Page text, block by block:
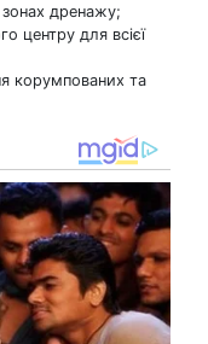
дренажу;
центру для всієї
корумпованих та